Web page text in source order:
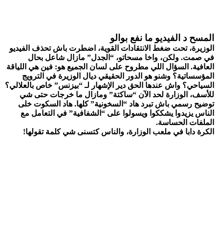
​المسح د الفيديو ما نفع بوالو
​الوزيرة، تحت ضغط الانتقادات القوية، اضطرت باش تحذف الفيديو
في صمت. ولكن، واخا مسحاتو، “الجدل” مازال شاعل بحال
العافية. السؤال اللي مطروح على لسان الجميع هو: فين هي اللياقة
المؤسساتية؟ وشنو هو الدور الحقيقي ديال الوزيرة في الترويج
السياحي؟ واش عندها الحق دير الإشهار لـ “بيزنس” خاص بالعلالي؟
​للأسف، الوزارة لحد الآن “ساكتة” ومازال ما خرجات حتى شي
توضيح رسمي باش تبرد هاد “السخونية” كلها. هاد السكوت خلى
الناس يزيدوا يشككوا ويسولوا على “الشفافية” في التعامل مع
الملفات الحساسة.
​الكرة دابا في ملعب الوزارة، والناس كتسنى شي كلمة تقولها!